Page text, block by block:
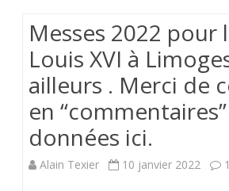
Messes 2022 pour
Louis XVI à
ailleurs . Merci de
en
données ici.
Alain Texier 10 janvier 2022